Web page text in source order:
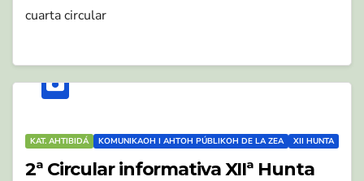
cuarta circular
KAT. AHTIBIDÁ KOMUNIKAOH I AHTOH PÚBLIKOH DE LA ZEA XII HUNTA
2ª Circular informativa XIIª Hunta